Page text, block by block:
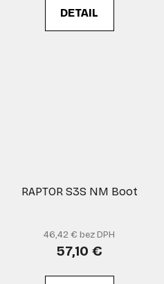
DETAIL
RAPTOR S3S NM Boot
46,42 € bez DPH
57,10 €